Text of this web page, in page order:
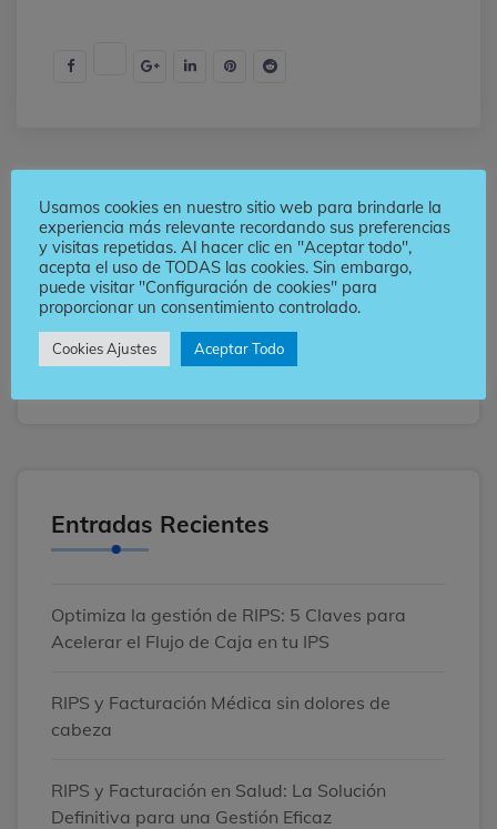
Buscar
Entradas Recientes
Optimiza la gestión de RIPS: 5 Claves para
Acelerar el Flujo de Caja en tu IPS
RIPS y Facturación Médica sin dolores de
cabeza
RIPS y Facturación en Salud: La Solución
Definitiva para una Gestión Eficaz
Usamos cookies en nuestro sitio web para brindarle la
experiencia más relevante recordando sus preferencias
y visitas repetidas. Al hacer clic en "Aceptar todo",
acepta el uso de TODAS las cookies. Sin embargo,
puede visitar "Configuración de cookies" para
proporcionar un consentimiento controlado.
Cookies Ajustes Aceptar Todo